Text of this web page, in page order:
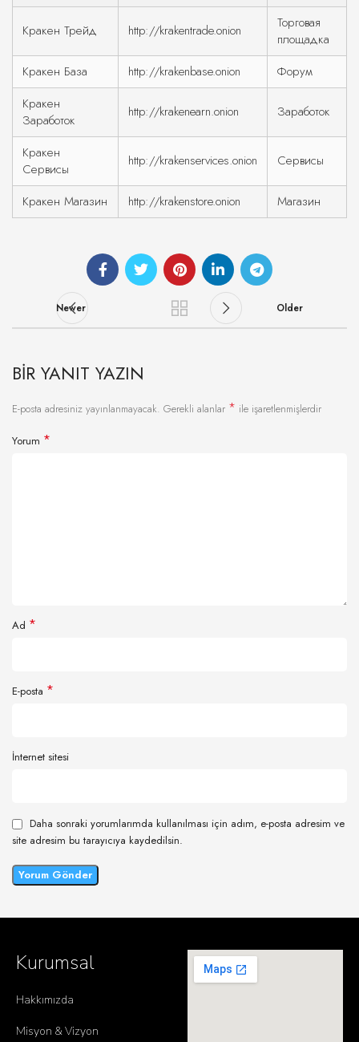
Кракен Трейд http://krakentrade.onion
Торговая
площадка
Кракен База
http://krakenbase.onion
Форум
Кракен
Заработок
http://krakenearn.onion Заработок
Кракен
Сервисы
http://krakenservices.onion Сервисы
Кракен Магазин http://krakenstore.onion Магазин
Newer Older
BIR YANIT YAZIN
E-posta adresiniz yayınlanmayacak. Gerekli alanlar * ile işaretlenmişlerdir
Yorum *
Ad *
E-posta *
İnternet sitesi
Daha sonraki yorumlarımda kullanılması için adım, e-posta adresim ve
site adresim bu tarayıcıya kaydedilsin.
Kurumsal
Hakkımızda
Misyon & Vizyon